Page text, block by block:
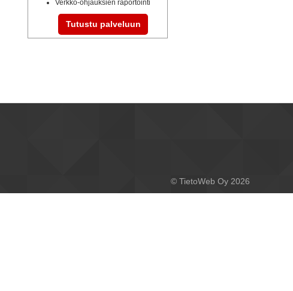
© TietoWeb Oy 2026